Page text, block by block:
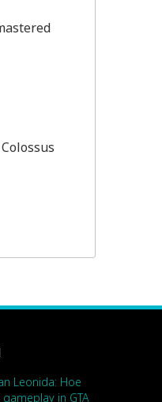
Leonida: Hoe
in GTA